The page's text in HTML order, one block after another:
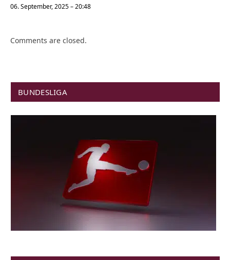
06. September, 2025 – 20:48
Comments are closed.
BUNDESLIGA